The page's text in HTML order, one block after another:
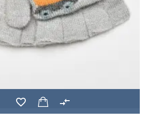
favorite_border compare_arrows